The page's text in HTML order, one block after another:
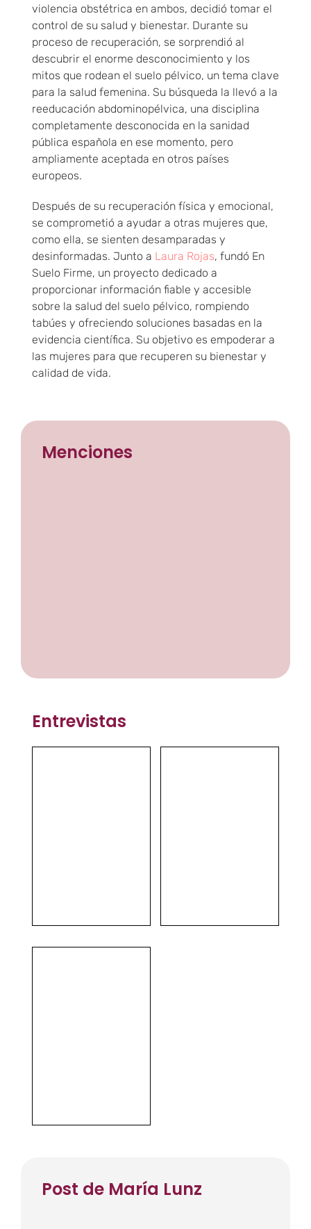
violencia obstétrica en ambos, decidió tomar el
control de su salud y bienestar. Durante su
proceso de recuperación, se sorprendió al
descubrir el enorme desconocimiento y los
mitos que rodean el suelo pélvico, un tema clave
para la salud femenina. Su búsqueda la llevó a la
reeducación abdominopélvica, una disciplina
completamente desconocida en la sanidad
pública española en ese momento, pero
ampliamente aceptada en otros países
europeos.
Después de su recuperación física y emocional,
se comprometió a ayudar a otras mujeres que,
como ella, se sienten desamparadas y
desinformadas. Junto a Laura Rojas, fundó En
Suelo Firme, un proyecto dedicado a
proporcionar información fiable y accesible
sobre la salud del suelo pélvico, rompiendo
tabúes y ofreciendo soluciones basadas en la
evidencia científica. Su objetivo es empoderar a
las mujeres para que recuperen su bienestar y
calidad de vida.
Menciones
Entrevistas
Post de María Lunz